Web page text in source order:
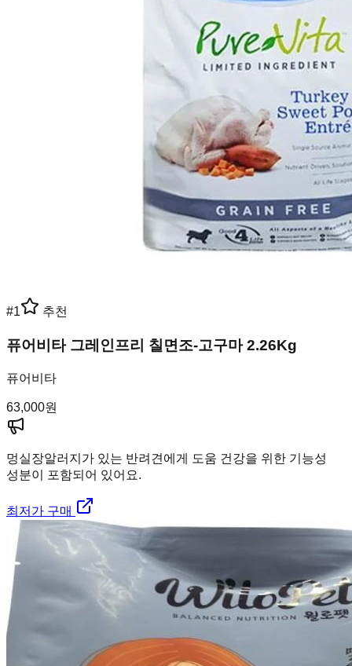
#1 추천
퓨어비타 그레인프리 칠면조-고구마 2.26Kg
퓨어비타
63,000원
멍실장알러지가 있는 반려견에게 도움 건강을 위한 기능성
성분이 포함되어 있어요.
최저가 구매